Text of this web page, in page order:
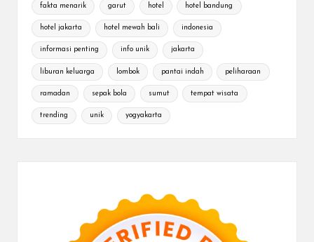
fakta menarik garut hotel hotel bandung
hotel jakarta hotel mewah bali indonesia
informasi penting info unik jakarta
liburan keluarga lombok pantai indah peliharaan
ramadan sepak bola sumut tempat wisata
trending unik yogyakarta